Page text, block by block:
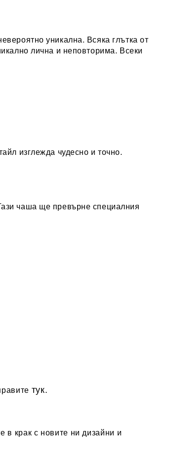
уникална. Всяка глътка от
лична и неповторима. Всеки
изглежда чудесно и точно.
чаша ще превърне специалния
тук.
в крак с новите ни дизайни и